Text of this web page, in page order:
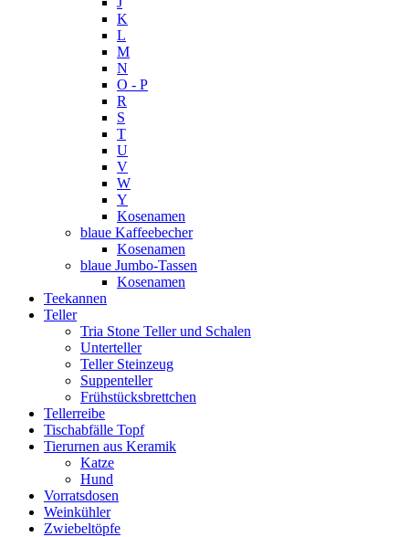
K
L
M
N
O - P
R
S
T
U
V
W
Y
Kosenamen
blaue Kaffeebecher
Kosenamen
blaue Jumbo-Tassen
Kosenamen
Teekannen
Teller
Tria Stone Teller und Schalen
Unterteller
Teller Steinzeug
Suppenteller
Frühstücksbrettchen
Tellerreibe
Tischabfälle Topf
Tierurnen aus Keramik
Katze
Hund
Vorratsdosen
Weinkühler
Zwiebeltöpfe